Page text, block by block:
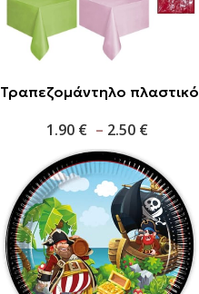
Τραπεζομάντηλο πλαστικό
1.90 € – 2.50 €